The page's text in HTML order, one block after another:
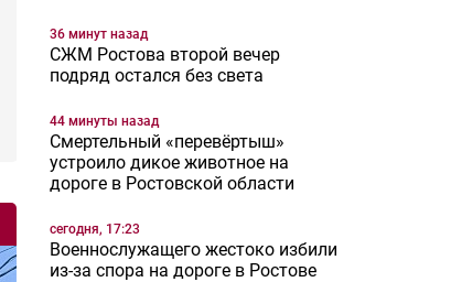
36 минут назад
СЖМ Ростова второй вечер
подряд остался без света
44 минуты назад
Смертельный «перевёртыш»
устроило дикое животное на
дороге в Ростовской области
сегодня, 17:23
Военнослужащего жестоко избили
из-за спора на дороге в Ростове